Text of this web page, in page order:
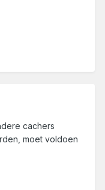
cachers
moet voldoen